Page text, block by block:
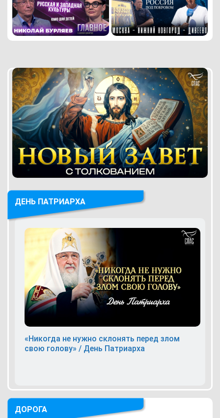
ДЕНЬ ПАТРИАРХА
«Никогда не нужно склонять перед злом
свою голову» / День Патриарха
ДОРОГА